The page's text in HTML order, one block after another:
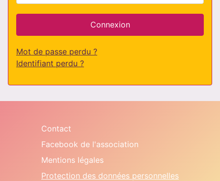
Connexion
Mot de passe perdu ?
Identifiant perdu ?
Contact
Facebook de l'association
Mentions légales
Protection des données personnelles